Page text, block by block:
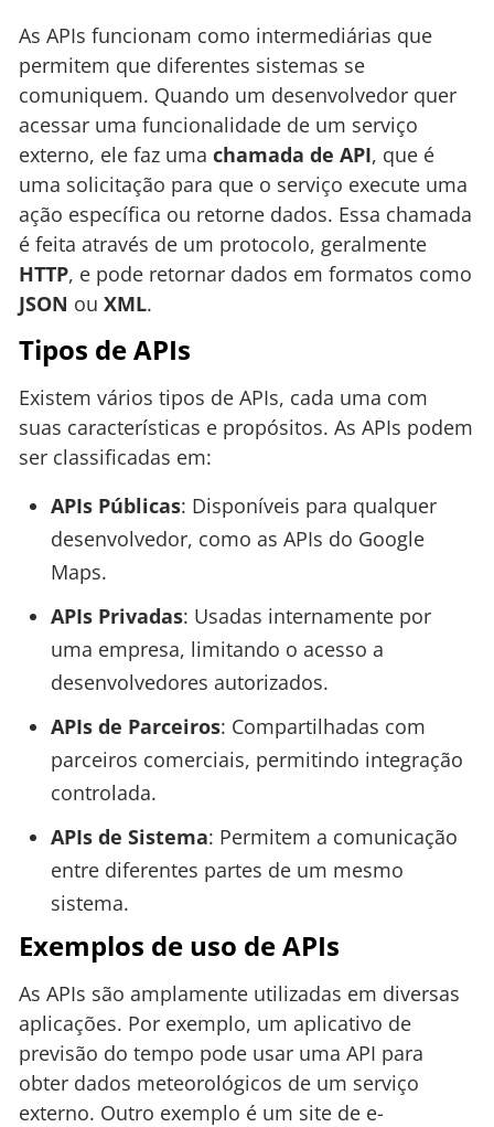
As APIs funcionam como intermediárias que
permitem que diferentes sistemas se
comuniquem. Quando um desenvolvedor quer
acessar uma funcionalidade de um serviço
externo, ele faz uma chamada de API, que é
uma solicitação para que o serviço execute uma
ação específica ou retorne dados. Essa chamada
é feita através de um protocolo, geralmente
HTTP, e pode retornar dados em formatos como
JSON ou XML.
Tipos de APIs
Existem vários tipos de APIs, cada uma com
suas características e propósitos. As APIs podem
ser classificadas em:
APIs Públicas: Disponíveis para qualquer
desenvolvedor, como as APIs do Google
Maps.
APIs Privadas: Usadas internamente por
uma empresa, limitando o acesso a
desenvolvedores autorizados.
APIs de Parceiros: Compartilhadas com
parceiros comerciais, permitindo integração
controlada.
APIs de Sistema: Permitem a comunicação
entre diferentes partes de um mesmo
sistema.
Exemplos de uso de APIs
As APIs são amplamente utilizadas em diversas
aplicações. Por exemplo, um aplicativo de
previsão do tempo pode usar uma API para
obter dados meteorológicos de um serviço
externo. Outro exemplo é um site de e-